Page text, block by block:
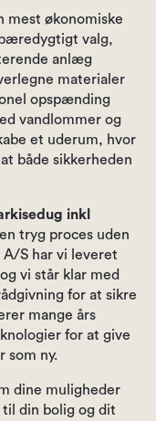
mest økonomiske
valg,
anlæg
materialer
opspænding
vandlommer og
et uderum, hvor
både sikkerheden
inkl
tryg proces uden
A/S har vi leveret
vi står klar med
for at sikre
mange års
for at give
som ny.
dine muligheder
din bolig og dit